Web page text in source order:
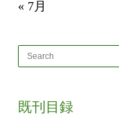
« 7月
既刊目録